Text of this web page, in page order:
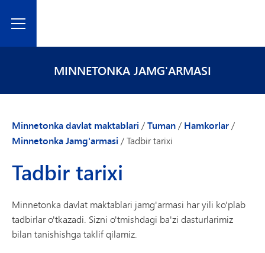
Toggle Menu
MINNETONKA JAMG'ARMASI
Minnetonka davlat maktablari /Tuman/ Hamkorlar/
Minnetonka Jamg'armasi /Tadbir tarixi
Tadbir tarixi
Minnetonka davlat maktablari jamg'armasi har yili ko'plab
tadbirlar o'tkazadi. Sizni o'tmishdagi ba'zi dasturlarimiz
bilan tanishishga taklif qilamiz.